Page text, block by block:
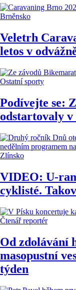
Brněnsko
Veletrh
letos v
Ostatní sporty
Podívejte se:
odstartovaly v
Zlínsko
VIDEO: U-
cyklisté.
Čtenář reportér
Od zdolávání
masopustní
týden